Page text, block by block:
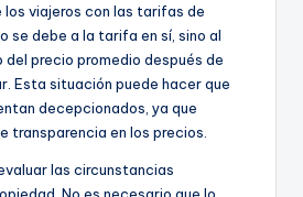
viajeros con las tarifas de
se debe a la tarifa en sí, sino al
del precio promedio después de
Esta situación puede hacer que
decepcionados, ya que
transparencia en los precios.
las circunstancias